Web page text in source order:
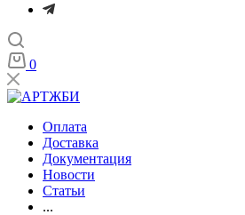
0
Оплата
Доставка
Документация
Новости
Статьи
...